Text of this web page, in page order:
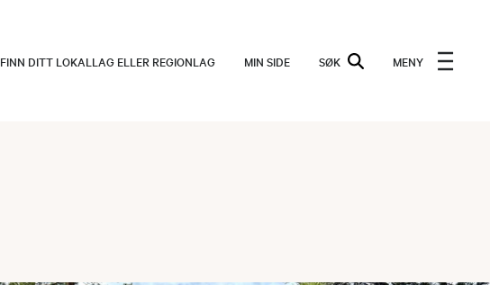
FINN DITT LOKALLAG ELLER REGIONLAG MIN SIDE SØK MENY